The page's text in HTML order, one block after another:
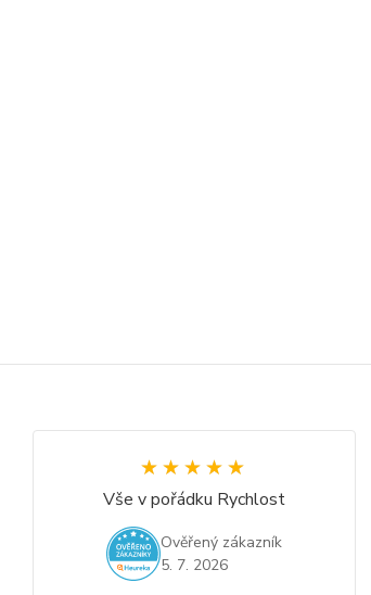
★★★★★
★★★★★
Vše v pořádku Rychlost
Ověřený zákazník
5. 7. 2026